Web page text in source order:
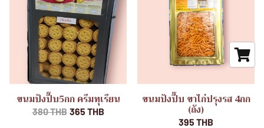
ขนมปังปี๊บ5กก ครีมทุเรียน
380 THB 365 THB
ขนมปังปี๊บ ขาไก่ปรุงรส 4กก
(ถัง)
395 THB